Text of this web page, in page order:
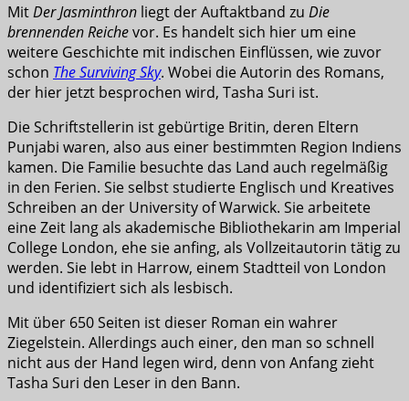
MitDer Jasminthron liegt der Auftaktband zu Die
brennenden Reichevor. Es handelt sich hier um eine
weitere Geschichte mit indischen Einflüssen, wie zuvor
schon The Surviving Sky. Wobei die Autorin des Romans,
der hier jetzt besprochen wird, Tasha Suri ist.
Die Schriftstellerin ist gebürtige Britin, deren Eltern
Punjabi waren, also aus einer bestimmten Region Indiens
kamen. Die Familie besuchte das Land auch regelmäßig
in den Ferien. Sie selbst studierte Englisch und Kreatives
Schreiben an der University of Warwick. Sie arbeitete
eine Zeit lang als akademische Bibliothekarin am Imperial
College London, ehe sie anfing, als Vollzeitautorin tätig zu
werden. Sie lebt in Harrow, einem Stadtteil von London
und identifiziert sich als lesbisch.
Mit über 650 Seiten ist dieser Roman ein wahrer
Ziegelstein. Allerdings auch einer, den man so schnell
nicht aus der Hand legen wird, denn von Anfang zieht
Tasha Suri den Leser in den Bann.